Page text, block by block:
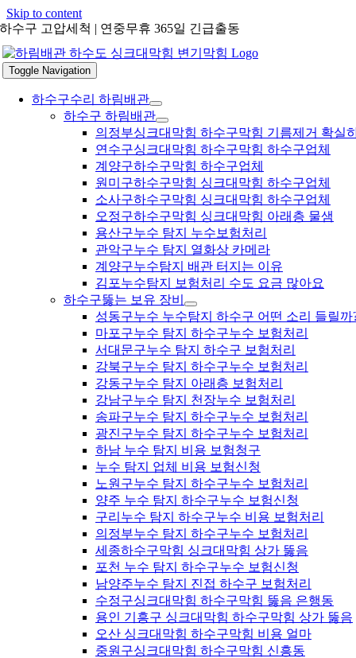
Skip to content
하수구 고압세척 | 연중무휴 365일 긴급출동
Toggle Navigation
하수구수리 하림배관
하수구 하림배관
의정부싱크대막힘 하수구막힘 기름제거 확실
연수구싱크대막힘 하수구막힘 하수구업체
계양구하수구막힘 하수구업체
원미구하수구막힘 싱크대막힘 하수구업체
소사구하수구막힘 싱크대막힘 하수구업체
오정구하수구막힘 싱크대막힘 아래층 물샘
용산구누수 탐지 누수보험처리
관악구누수 탐지 열화상 카메라
계양구누수탐지 배관 터지는 이유
김포누수탐지 보험처리 수도 요금 많아요
하수구뚫는 보유 장비
성동구누수 누수탐지 하수구 어떤 소리 들릴까
마포구누수 탐지 하수구누수 보험처리
서대문구누수 탐지 하수구 보험처리
강북구누수 탐지 하수구누수 보험처리
강동구누수 탐지 아래층 보험처리
강남구누수 탐지 천장누수 보험처리
송파구누수 탐지 하수구누수 보험처리
광진구누수 탐지 하수구누수 보험처리
하남 누수 탐지 비용 보험청구
누수 탐지 업체 비용 보험신청
노원구누수 탐지 하수구누수 보험처리
양주 누수 탐지 하수구누수 보험신청
구리누수 탐지 하수구누수 비용 보험처리
의정부누수 탐지 하수구누수 보험처리
세종하수구막힘 싱크대막힘 상가 뚫음
포천 누수 탐지 하수구누수 보험신청
남양주누수 탐지 진접 하수구 보험처리
수정구싱크대막힘 하수구막힘 뚫음 은행동
용인 기흥구 싱크대막힘 하수구막힘 상가 뚫음
오산 싱크대막힘 하수구막힘 비용 얼마
중원구싱크대막힘 하수구막힘 신흥동